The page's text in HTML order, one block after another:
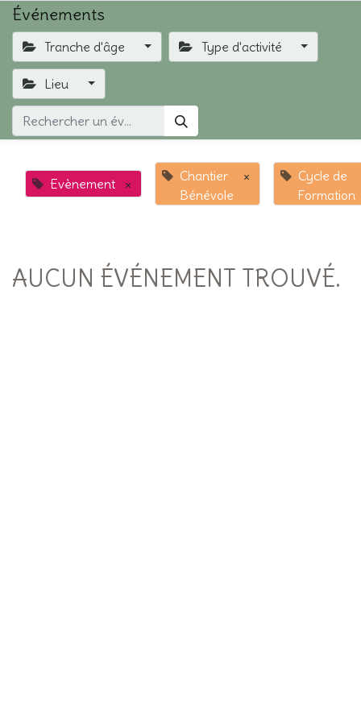
Événements
Tranche d'âge Type d'activité
Lieu
Evènement ×
Chantier
Bénévole
×
Cycle de
Formation
AUCUN ÉVÉNEMENT TROUVÉ.